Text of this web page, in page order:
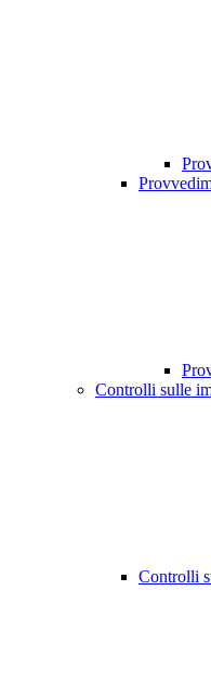
Controlli sulle
Controlli